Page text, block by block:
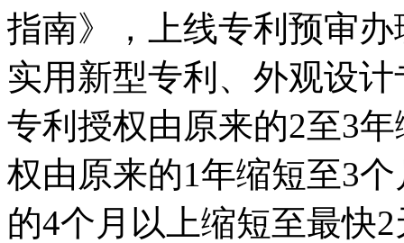
指南》，上线专利预审
实用新型专利、外观设
专利授权由原来的2至3
权由原来的1年缩短至3
的4个月以上缩短至最快